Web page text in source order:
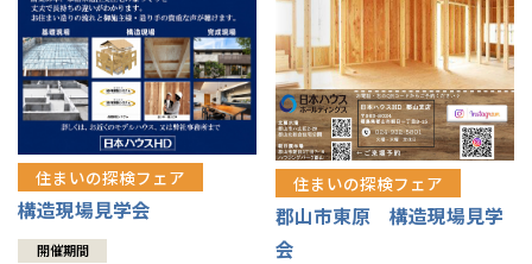
住まいの探検フェア
構造現場見学会
開催期間
住まいの探検フェア
郡山市東原 構造現場見学
会